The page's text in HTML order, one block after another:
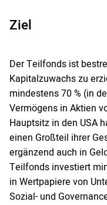
Ziel
Der Teilfonds ist
Kapitalzuwachs zu
mindestens 70 % (in
Vermögens in Aktien
Hauptsitz in den USA
einen Großteil ihrer
ergänzend auch in
Teilfonds investiert
in Wertpapiere von
Sozial- und